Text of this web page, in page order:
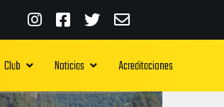
Club Noticias Acreditaciones